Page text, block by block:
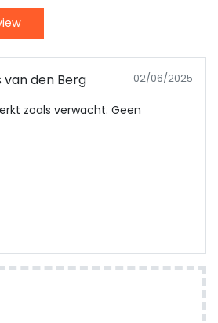
van den Berg 02/06/2025
zoals verwacht. Geen